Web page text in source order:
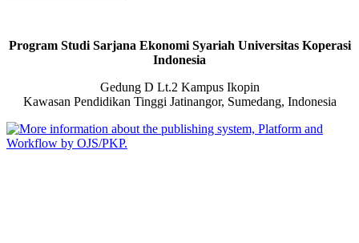
Program Studi Sarjana Ekonomi Syariah Universitas Koperasi
Indonesia
Gedung D Lt.2 Kampus Ikopin
Kawasan Pendidikan Tinggi Jatinangor, Sumedang, Indonesia